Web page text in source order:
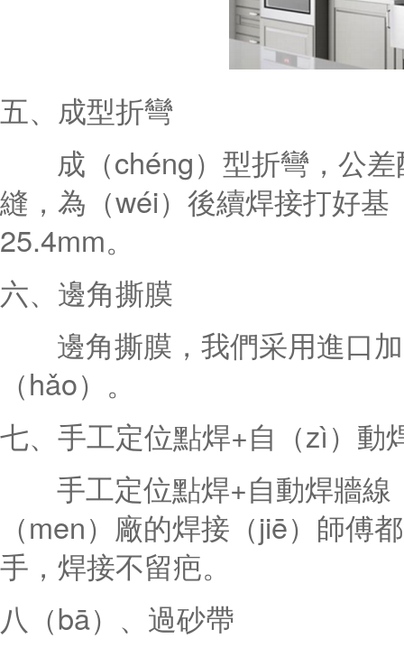
五、成型折彎
成（chéng）型折彎，公差
縫，為（wéi）後續焊接打好
25.4mm。
六、邊角撕膜
邊角撕膜，我們采用進口加
（hǎo）。
七、手工定位點焊+自（zì）動
手工定位點焊+自動焊牆線
（men）廠的焊接（jiē）師傅
手，焊接不留疤。
八（bā）、過砂帶